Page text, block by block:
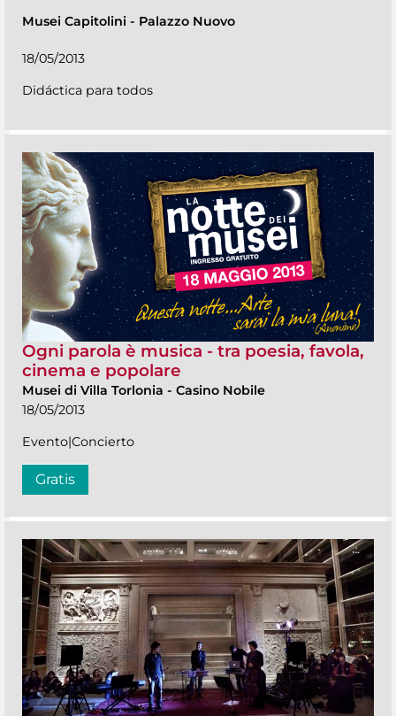
Musei Capitolini - Palazzo Nuovo
18/05/2013
Didáctica para todos
Ogni parola è musica - tra poesia, favola,
cinema e popolare
Musei di Villa Torlonia - Casino Nobile
18/05/2013
Evento|Concierto
Gratis